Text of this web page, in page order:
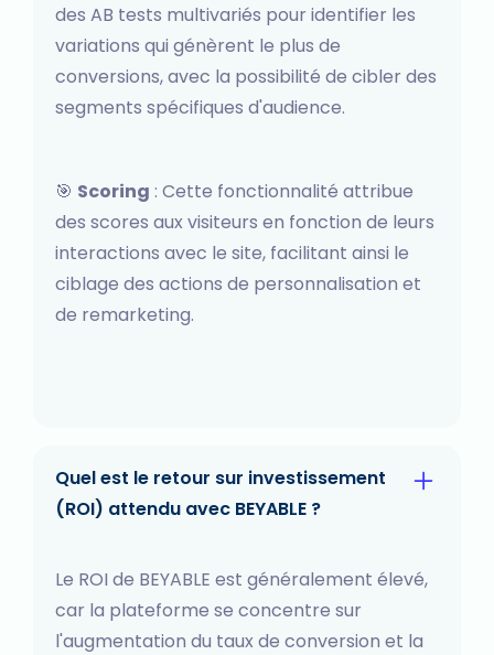
des AB tests multivariés pour identifier les
variations qui génèrent le plus de
conversions, avec la possibilité de cibler des
segments spécifiques d'audience.
🎯 Scoring : Cette fonctionnalité attribue
des scores aux visiteurs en fonction de leurs
interactions avec le site, facilitant ainsi le
ciblage des actions de personnalisation et
de remarketing.
Quel est le retour sur investissement
(ROI) attendu avec BEYABLE ?
Le ROI de BEYABLE est généralement élevé,
car la plateforme se concentre sur
l'augmentation du taux de conversion et la